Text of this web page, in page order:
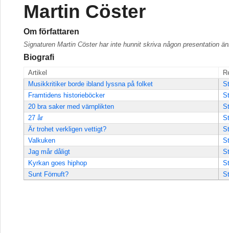
Martin Cöster
Om författaren
Signaturen Martin Cöster har inte hunnit skriva någon presentation
Biografi
Artikel
Musikkritiker borde ibland lyssna på folket
Framtidens historieböcker
20 bra saker med värnplikten
27 år
Är trohet verkligen vettigt?
Valkuken
Jag mår dåligt
Kyrkan goes hiphop
Sunt Förnuft?